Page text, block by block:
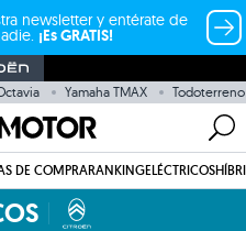
newsletter y entérate de
¡Es GRATIS!
Yamaha TMAX Todoterreno
DE COMPRARANKINGELÉCTRICOS